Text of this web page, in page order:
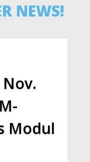
NEWS!
Modul